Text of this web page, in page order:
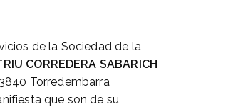
de la Sociedad de la
CORREDERA SABARICH
Torredembarra
que son de su